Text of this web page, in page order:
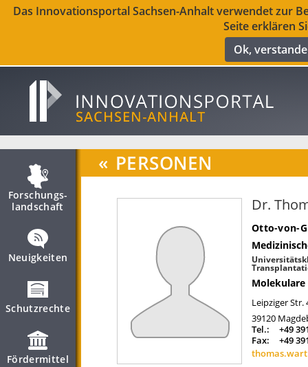
Das Innovationsportal Sachsen-Anhalt verwendet zur
Seite erklären
Ok,
Forschungs­
landschaft
Neuigkeiten
Schutzrechte
Fördermittel
« PERSONEN
Dr.
Otto-von-
Leipziger Str.
39120
Tel.:
+49
Fax:
+49